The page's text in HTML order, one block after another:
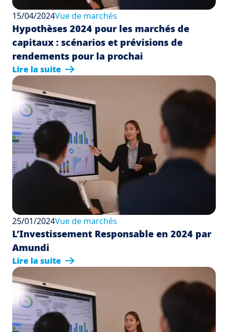
15/04/2024Vue de marchés
Hypothèses 2024 pour les marchés de
capitaux : scénarios et prévisions de
rendements pour la prochai
Lire la suite
25/01/2024Vue de marchés
L’Investissement Responsable en 2024 par
Amundi
Lire la suite